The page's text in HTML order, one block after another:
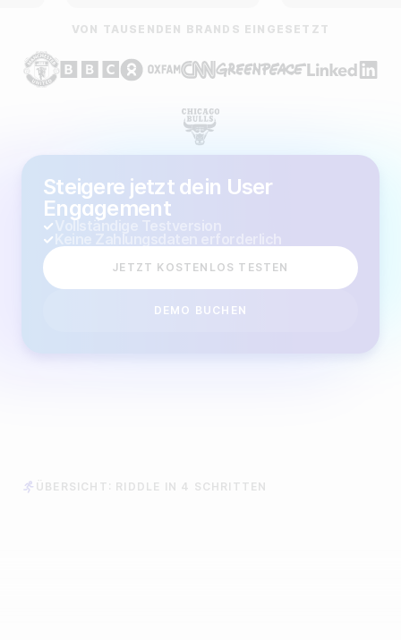
VON TAUSENDEN BRANDS EINGESETZT
Steigere jetzt dein User
Engagement
JETZT KOSTENLOS TESTEN
DEMO BUCHEN
ÜBERSICHT: RIDDLE IN 4 SCHRITTEN